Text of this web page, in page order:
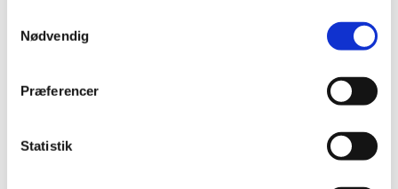
Nødvendig
Præferencer
Statistik